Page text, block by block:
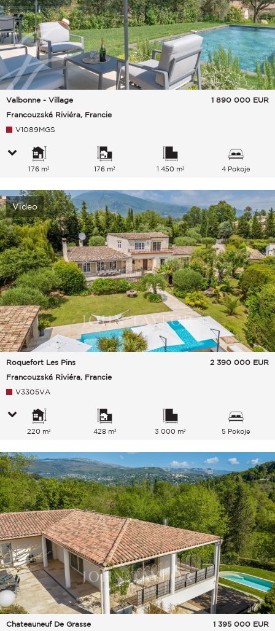
Valbonne - Village
Francouzská Riviéra, Francie
1 890 000 EUR
V1089MGS
176 m² 176 m² 1 450 m² 4 Pokoje
Video
Roquefort Les Pins
Francouzská Riviéra, Francie
2 390 000 EUR
V3305VA
220 m² 428 m² 3 000 m² 5 Pokoje
Chateauneuf De Grasse 1 395 000 EUR